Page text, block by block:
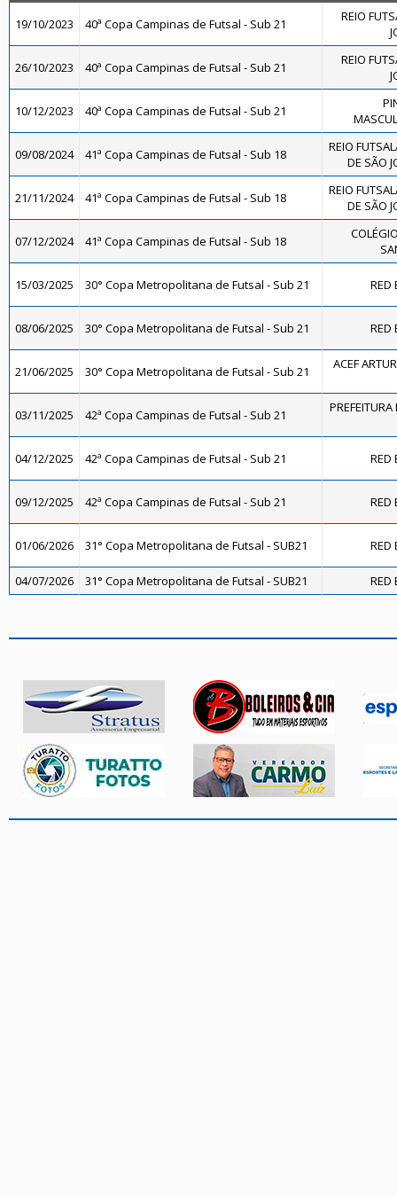
19/10/2023 40ª Copa Campinas de Futsal - Sub 21
REIO
26/10/2023 40ª Copa Campinas de Futsal - Sub 21
REIO
10/12/2023 40ª Copa Campinas de Futsal - Sub 21
09/08/2024 41ª Copa Campinas de Futsal - Sub 18
REIO
DE SÃO
21/11/2024 41ª Copa Campinas de Futsal - Sub 18
REIO
DE SÃO
07/12/2024 41ª Copa Campinas de Futsal - Sub 18
15/03/2025 30° Copa Metropolitana de Futsal - Sub 21 RED
08/06/2025 30° Copa Metropolitana de Futsal - Sub 21 RED
21/06/2025 30° Copa Metropolitana de Futsal - Sub 21 ACEF
03/11/2025 42ª Copa Campinas de Futsal - Sub 21
04/12/2025 42ª Copa Campinas de Futsal - Sub 21 RED
09/12/2025 42ª Copa Campinas de Futsal - Sub 21 RED
01/06/2026 31° Copa Metropolitana de Futsal - SUB21 RED
04/07/2026 31° Copa Metropolitana de Futsal - SUB21 RED